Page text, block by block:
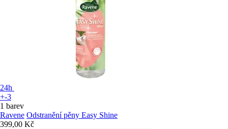
24h
+-3
1 barev
Ravene Odstranění pěny Easy Shine
399,00 Kč